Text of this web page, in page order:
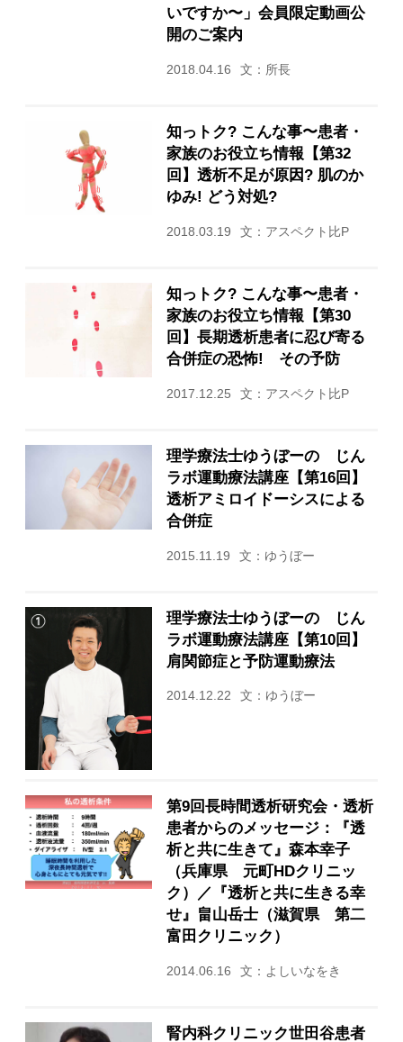
いですか〜」会員限定動画公
開のご案内
2018.04.16 文：所長
知っトク? こんな事〜患者・
家族のお役立ち情報【第32
回】透析不足が原因? 肌のか
ゆみ! どう対処?
2018.03.19 文：アスペクト比P
知っトク? こんな事〜患者・
家族のお役立ち情報【第30
回】長期透析患者に忍び寄る
合併症の恐怖! その予防
2017.12.25 文：アスペクト比P
理学療法士ゆうぼーの じん
ラボ運動療法講座【第16回】
透析アミロイドーシスによる
合併症
2015.11.19 文：ゆうぼー
理学療法士ゆうぼーの じん
ラボ運動療法講座【第10回】
肩関節症と予防運動療法
2014.12.22 文：ゆうぼー
第9回長時間透析研究会・透析
患者からのメッセージ：『透
析と共に生きて』森本幸子
（兵庫県 元町HDクリニッ
ク）／『透析と共に生きる幸
せ』畠山岳士（滋賀県 第二
富田クリニック）
2014.06.16 文：よしいなをき
腎内科クリニック世田谷患者